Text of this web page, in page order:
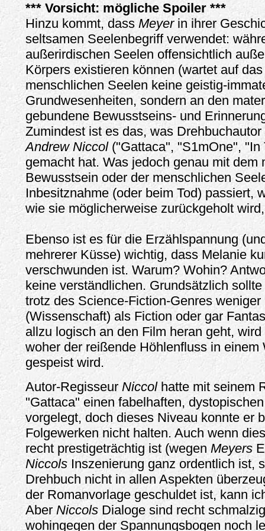
*** Vorsicht: mögliche Spoiler ***
Hinzu kommt, dass Meyerin ihrer
seltsamen Seelenbegriff verwendet:
außerirdischen Seelen offensichtlich
Körpers existieren können (wartet auf
menschlichen Seelen keine geistig-
Grundwesenheiten, sondern an den
gebundene Bewusstseins- und
Zumindest ist es das, was
Andrew Niccol("Gattaca", "S1mOne", "In
gemacht hat. Was jedoch genau mit dem
Bewusstsein oder der menschlichen
Inbesitznahme (oder beim Tod) passiert,
wie sie möglicherweise zurückgeholt
Ebenso ist es für die Erzählspannung
mehrerer Küsse) wichtig, dass Melanie
verschwunden ist. Warum? Wohin?
keine verständlichen. Grundsätzlich
trotz des Science-Fiction-Genres weniger
(Wissenschaft) als Fiction oder gar
allzu logisch an den Film heran geht,
woher der reißende Höhlenfluss in einem
gespeist wird.
Autor-Regisseur Niccolhatte mit seinem
"Gattaca" einen fabelhaften,
vorgelegt, doch dieses Niveau konnte er
Folgewerken nicht halten. Auch wenn
recht prestigeträchtig ist (wegen Meyers
Niccols Inszenierung ganz ordentlich ist,
Drehbuch nicht in allen Aspekten
der Romanvorlage geschuldet ist, kann
Aber Niccols Dialoge sind recht
wohingegen der Spannungsbogen noch